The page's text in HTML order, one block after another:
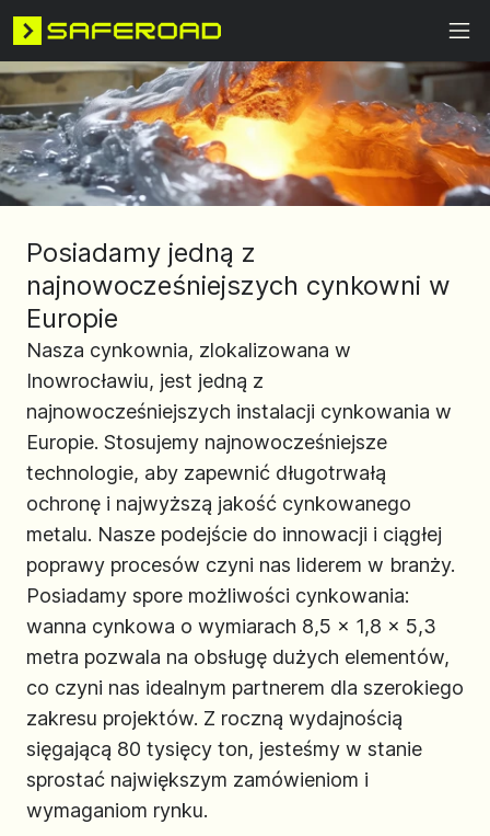
Posiadamy jedną z
najnowocześniejszych cynkowni w
Europie
Nasza cynkownia, zlokalizowana w
Inowrocławiu, jest jedną z
najnowocześniejszych instalacji cynkowania w
Europie. Stosujemy najnowocześniejsze
technologie, aby zapewnić długotrwałą
ochronę i najwyższą jakość cynkowanego
metalu. Nasze podejście do innowacji i ciągłej
poprawy procesów czyni nas liderem w branży.
Posiadamy spore możliwości cynkowania:
wanna cynkowa o wymiarach 8,5 x 1,8 x 5,3
metra pozwala na obsługę dużych elementów,
co czyni nas idealnym partnerem dla szerokiego
zakresu projektów. Z roczną wydajnością
sięgającą 80 tysięcy ton, jesteśmy w stanie
sprostać największym zamówieniom i
wymaganiom rynku.